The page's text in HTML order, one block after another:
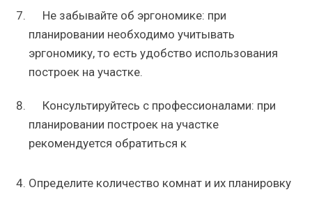
Не забывайте об эргономике: при
планировании необходимо учитывать
эргономику, то есть удобство использования
построек на участке.
Консультируйтесь с профессионалами: при
планировании построек на участке
рекомендуется обратиться к
Определите количество комнат и их планировку